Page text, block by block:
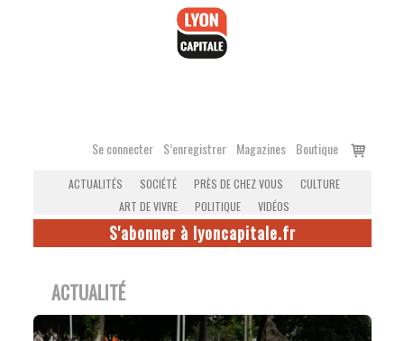
Se connecter S’enregistrer Magazines Boutique
Voir
ACTUALITÉS SOCIÉTÉ PRÈS DE CHEZ VOUS
CULTURE
ART DE VIVRE
POLITIQUE VIDÉOS
S'abonner à lyoncapitale.fr
ACTUALITÉ